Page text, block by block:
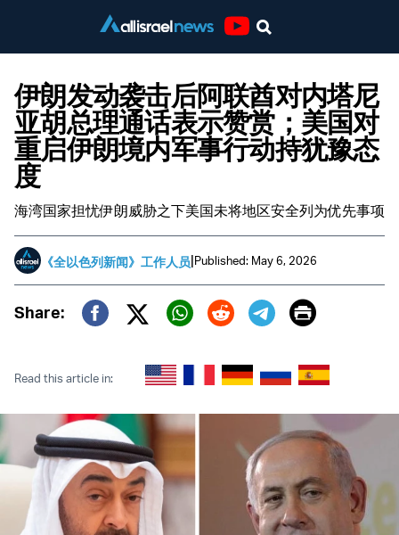
伊朗发动袭击后阿联酋对内塔尼
亚胡总理通话表示赞赏；美国对
重启伊朗境内军事行动持犹豫态
度
海湾国家担忧伊朗威胁之下美国未将地区安全列为优先事项
《全以色列新闻》工作人员|Published: May 6, 2026
Share:
Twitter (X)
Print
Read this article in: